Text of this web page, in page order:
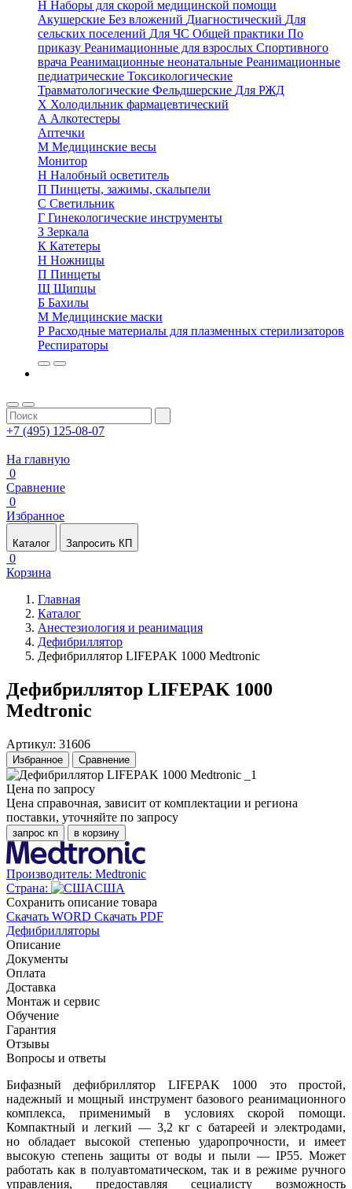
Н Наборы для скорой медицинской помощи
Акушерские Без вложений Диагностический Для
сельских поселений Для ЧС Общей практики По
приказу Реанимационные для взрослых Спортивного
врача Реанимационные неонатальные Реанимационные
педиатрические Токсикологические
Травматологические Фельдшерские Для РЖД
Х Холодильник фармацевтический
А Алкотестеры
Аптечки
М Медицинские весы
Монитор
Н Налобный осветитель
П Пинцеты, зажимы, скальпели
С Светильник
Г Гинекологические инструменты
З Зеркала
К Катетеры
Н Ножницы
П Пинцеты
Щ Щипцы
Б Бахилы
М Медицинские маски
Р Расходные материалы для плазменных стерилизаторов
Респираторы
+7 (495) 125-08-07
На главную
0
Сравнение
0
Избранное
Каталог Запросить КП
0
Корзина
Главная
Каталог
Анестезиология и реанимация
Дефибриллятор
Дефибриллятор LIFEPAK 1000 Medtronic
Дефибриллятор LIFEPAK 1000
Medtronic
Артикул: 31606
Избранное Сравнение
Цена по запросу
Цена справочная, зависит от комплектации и региона
поставки, уточняйте по запросу
запрос кп в корзину
Производитель: Medtronic
Страна:
США
Cохранить описание товара
Скачать WORD Скачать PDF
Дефибрилляторы
Описание
Документы
Оплата
Доставка
Монтаж и сервис
Обучение
Гарантия
Отзывы
Вопросы и ответы
Бифазный дефибриллятор LIFEPAK 1000 это простой,
надежный и мощный инструмент базового реанимационного
комплекса, применимый в условиях скорой помощи.
Компактный и легкий — 3,2 кг с батареей и электродами,
но обладает высокой степенью ударопрочности, и имеет
высокую степень защиты от воды и пыли — IP55. Может
работать как в полуавтоматическом, так и в режиме ручного
управления, предоставляя сециалисту возможность